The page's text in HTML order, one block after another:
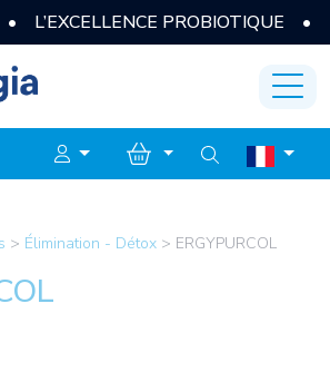
PROBIOTIQUE • JE
> Élimination - Détox > ERGYPURCOL